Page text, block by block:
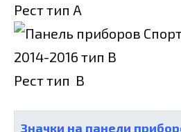
Рест тип А
Рест тип В
Значки на панели